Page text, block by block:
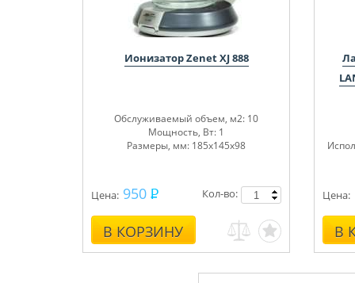
Ионизатор Zenet XJ 888
Обслуживаемый объем, м2: 10
Мощность, Вт: 1
Размеры, мм: 185х145х98
Цена: 950
В КОРЗИНУ
Кол-во: Цена:
В